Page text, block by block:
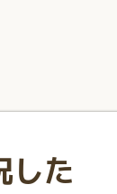
した